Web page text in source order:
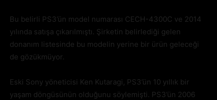
Bu belirli PS3’ün model numarası CECH-4300C ve 2014
yılında satışa çıkarılmıştı. Şirketin belirlediği gelen
donanım listesinde bu modelin yerine bir ürün geleceği
de gözükmüyor.
Eski Sony yöneticisi Ken Kutaragi, PS3’ün 10 yıllık bir
yaşam döngüsünün olduğunu söylemişti. PS3’ün 2006